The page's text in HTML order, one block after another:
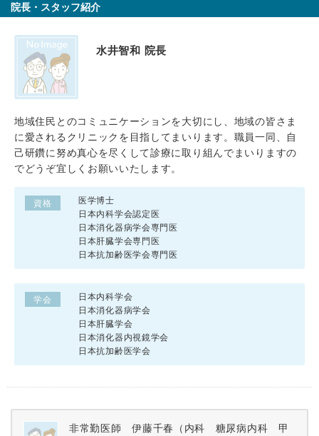
院長・スタッフ紹介
水井智和 院長
地域住民とのコミュニケーションを大切にし、地域の皆さま
に愛されるクリニックを目指してまいります。職員一同、自
己研鑽に努め真心を尽くして診療に取り組んでまいりますの
でどうぞ宜しくお願いいたします。
資格
医学博士
日本内科学会認定医
日本消化器病学会専門医
日本肝臓学会専門医
日本抗加齢医学会専門医
学会
日本内科学会
日本消化器病学会
日本肝臓学会
日本消化器内視鏡学会
日本抗加齢医学会
非常勤医師 伊藤千春（内科 糖尿病内科 甲